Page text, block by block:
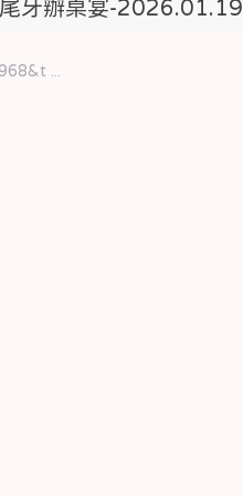
牙辦桌宴-2026.01.19
...